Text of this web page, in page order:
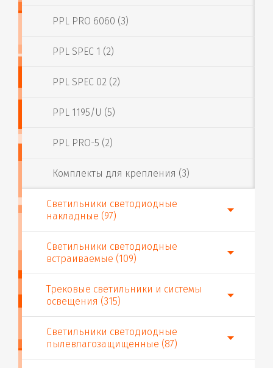
PPL PRO 6060 (3)
PPL SPEC 1 (2)
PPL SPEC 02 (2)
PPL 1195/U (5)
PPL PRO-5 (2)
Комплекты для крепления (3)
Светильники светодиодные
накладные (97)
Светильники светодиодные
встраиваемые (109)
Трековые светильники и системы
освещения (315)
Светильники светодиодные
пылевлагозащищенные (87)